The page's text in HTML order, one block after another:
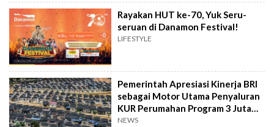
Rayakan HUT ke-70, Yuk Seru-
seruan di Danamon Festival!
LIFESTYLE
Pemerintah Apresiasi Kinerja BRI
sebagai Motor Utama Penyaluran
KUR Perumahan Program 3 Juta
Rumah
NEWS